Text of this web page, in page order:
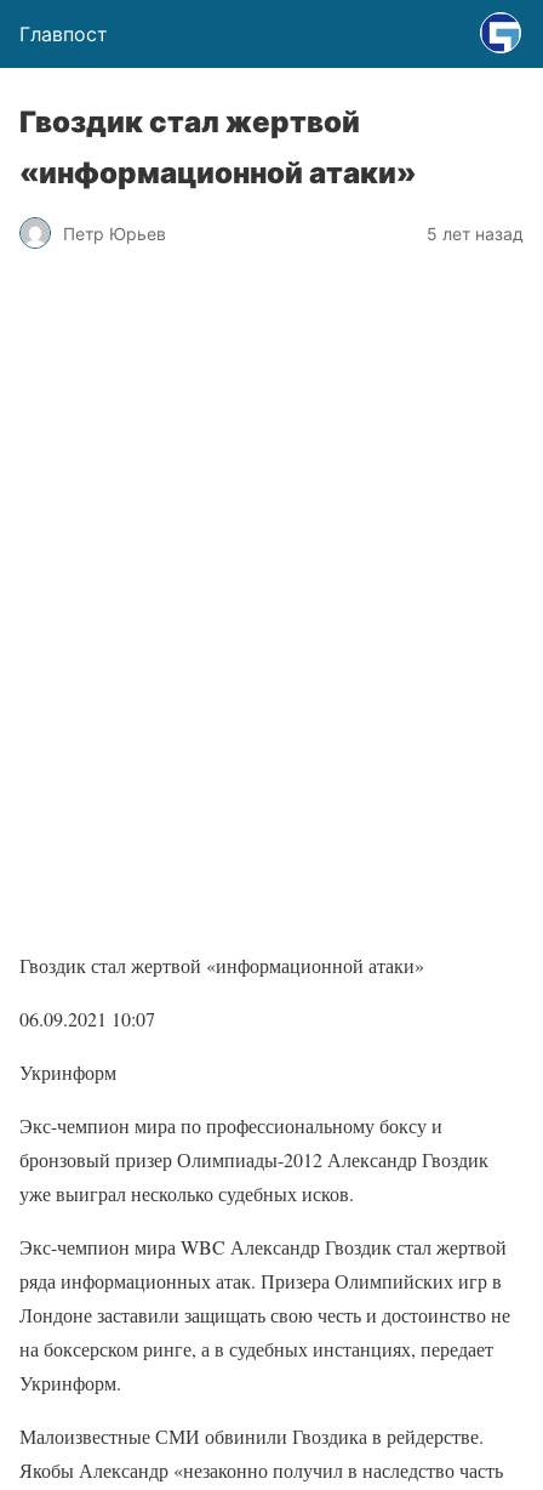
Главпост
Гвоздик стал жертвой
«информационной атаки»
Петр Юрьев 5 лет назад
Гвоздик стал жертвой «информационной атаки»
06.09.2021 10:07
Укринформ
Экс-чемпион мира по профессиональному боксу и
бронзовый призер Олимпиады-2012 Александр Гвоздик
уже выиграл несколько судебных исков.
Экс-чемпион мира WBC Александр Гвоздик стал жертвой
ряда информационных атак. Призера Олимпийских игр в
Лондоне заставили защищать свою честь и достоинство не
на боксерском ринге, а в судебных инстанциях, передает
Укринформ.
Малоизвестные СМИ обвинили Гвоздика в рейдерстве.
Якобы Александр «незаконно получил в наследство часть